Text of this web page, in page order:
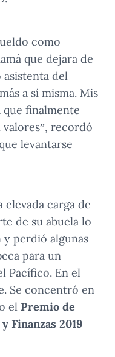
como
que dejara de
asistenta del
a sí misma. Mis
que finalmente
recordó
levantarse
elevada carga de
de su abuela lo
perdió algunas
para un
Pacífico. En el
Se concentró en
el Premio de
Finanzas 2019